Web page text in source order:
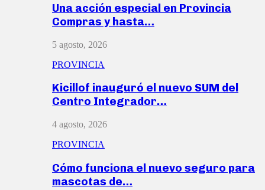
Una acción especial en Provincia
Compras y hasta…
5 agosto, 2026
PROVINCIA
Kicillof inauguró el nuevo SUM del
Centro Integrador…
4 agosto, 2026
PROVINCIA
Cómo funciona el nuevo seguro para
mascotas de…